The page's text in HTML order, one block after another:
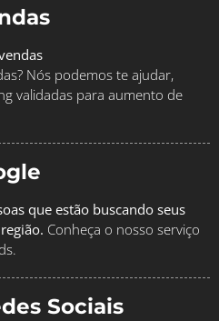
Nós podemos te ajudar,
validadas para aumento de
que estão buscando seus
Conheça o nosso serviço
Sociais